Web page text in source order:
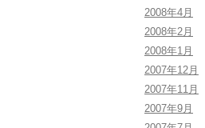
2008年4月
2008年2月
2008年1月
2007年12月
2007年11月
2007年9月